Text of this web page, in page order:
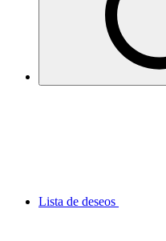
Lista de deseos